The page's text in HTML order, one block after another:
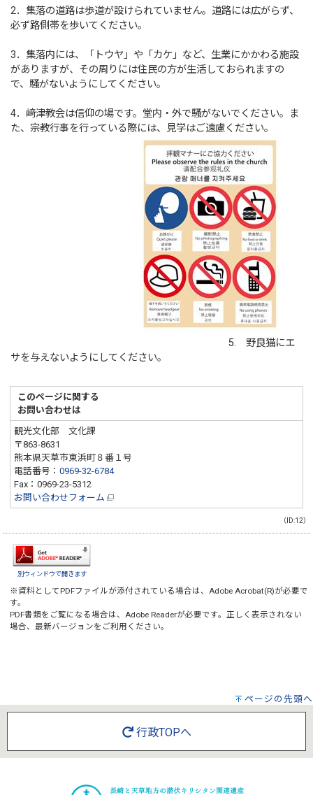
2．集落の道路は歩道が設けられていません。道路には広がらず、
必ず路側帯を歩いてください。
3．集落内には、「トウヤ」や「カケ」など、生業にかかわる施設
がありますが、その周りには住民の方が生活しておられますの
で、騒がないようにしてください。
4．﨑津教会は信仰の場です。堂内・外で騒がないでください。ま
た、宗教行事を行っている際には、見学はご遠慮ください。
5. 野良猫にエ
サを与えないようにしてください。
このページに関する
お問い合わせは
観光文化部 文化課
〒863-8631
熊本県天草市東浜町８番１号
電話番号：0969-32-6784
Fax：0969-23-5312
お問い合わせフォーム
（ID:12）
別ウィンドウで開きます
※資料としてPDFファイルが添付されている場合は、Adobe Acrobat(R)が必要で
す。
PDF書類をご覧になる場合は、Adobe Readerが必要です。正しく表示されない
場合、最新バージョンをご利用ください。
ページの先頭へ
行政TOPへ